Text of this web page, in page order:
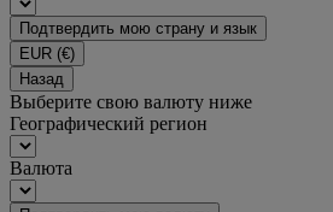
Подтвердить мою страну и язык
EUR (€)
Назад
Выберите свою валюту ниже
Географический регион
Валюта